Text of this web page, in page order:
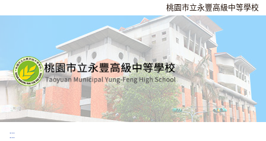
桃園市立永豐高級中等學校
:::